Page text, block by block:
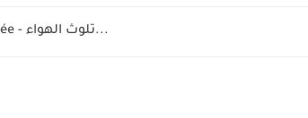
la pollution de l'air 8 éme année - تلوث الهواء...